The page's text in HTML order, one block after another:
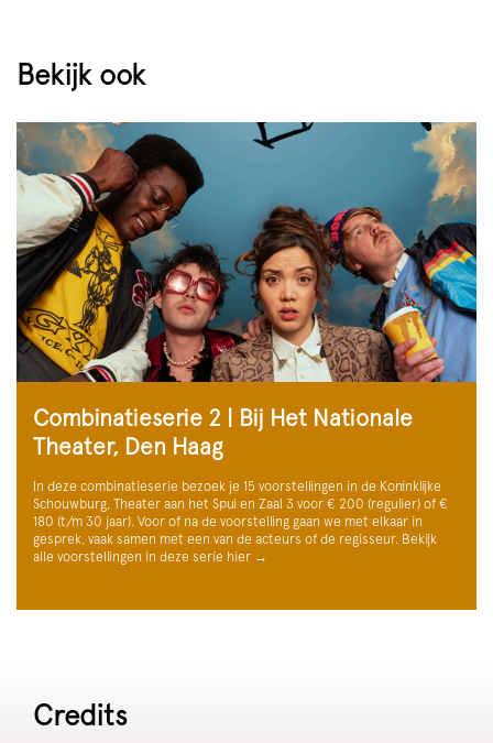
Bekijk ook
Combinatieserie 2 | Bij Het Nationale
Theater, Den Haag
In deze combinatieserie bezoek je 15 voorstellingen in de Koninklijke
Schouwburg, Theater aan het Spui en Zaal 3 voor € 200 (regulier) of €
180 (t/m 30 jaar). Voor of na de voorstelling gaan we met elkaar in
gesprek, vaak samen met een van de acteurs of de regisseur. Bekijk
alle voorstellingen in deze serie hier →
Credits